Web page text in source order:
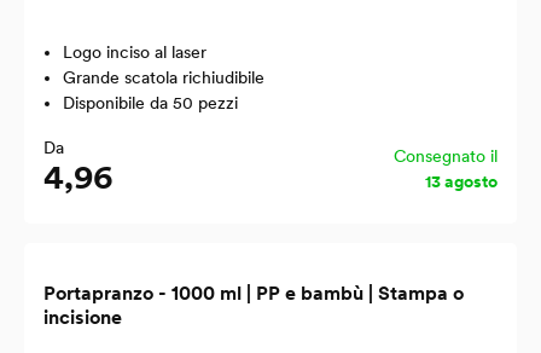
Logo inciso al laser
Grande scatola richiudibile
Disponibile da 50 pezzi
Da
4,96
Consegnato il
13 agosto
Portapranzo - 1000 ml | PP e bambù | Stampa o
incisione